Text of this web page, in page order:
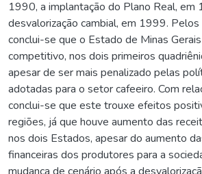
1990, a implantação do Plano Real,
desvalorização cambial, em 1999.
conclui-se que o Estado de Minas
competitivo, nos dois primeiros
apesar de ser mais penalizado pelas
adotadas para o setor cafeeiro. Com
conclui-se que este trouxe efeitos
regiões, já que houve aumento das
nos dois Estados, apesar do aumento
financeiras dos produtores para a